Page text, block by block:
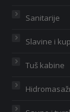
Sanitarije
Slavine i
Tuš kabine